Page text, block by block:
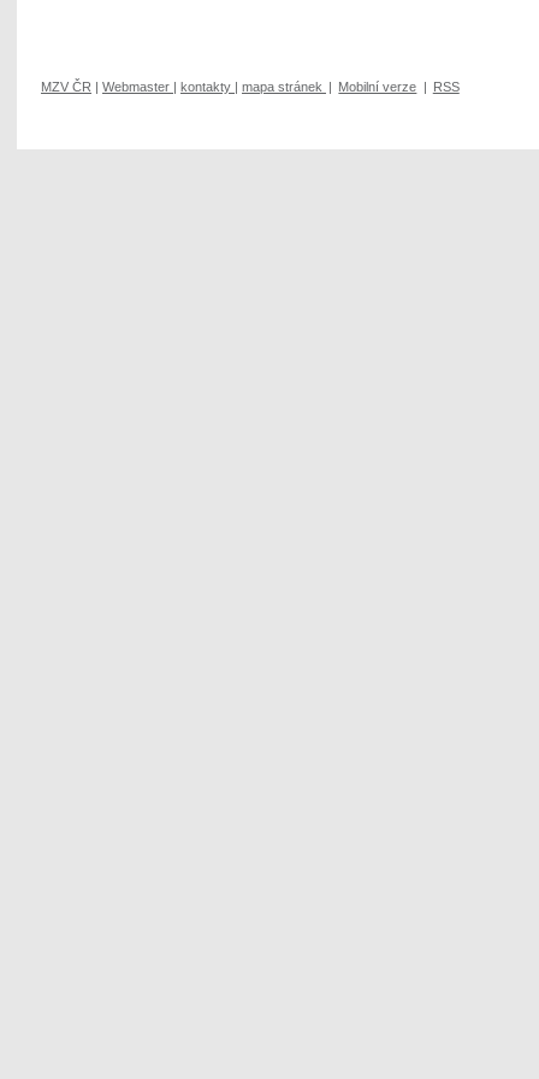
MZV ČR | Webmaster | kontakty | mapa stránek | Mobilní verze | RSS